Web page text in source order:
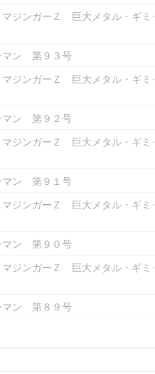
ジンガーＺ 巨大メタル・ギミ
マン 第９３号
ジンガーＺ 巨大メタル・ギミ
マン 第９２号
ジンガーＺ 巨大メタル・ギミ
マン 第９１号
ジンガーＺ 巨大メタル・ギミ
マン 第９０号
ジンガーＺ 巨大メタル・ギミ
マン 第８９号